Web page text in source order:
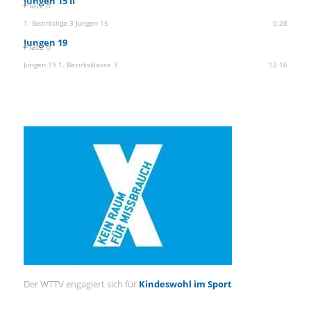
Platz 8
1. Bezirksliga 3 Jungen 15 0:28
Jungen 19
Platz 6
Jungen 19 1. Bezirksklasse 3 12:16
Der WTTV engagiert sich für Kindeswohl im Sport